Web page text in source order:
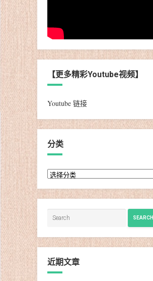
【更多精彩Youtube视频】
Youtube 链接
分类
分
SEARCH
近期文章